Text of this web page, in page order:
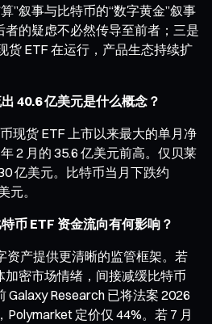
”叙事与比特币的“数字黄金”叙事
者的疑虑不必然传导至前者；三是
货 ETF 在运行，产品生态持续扩
40.6 亿美元是什么概念？
现货 ETF 上市以来最大的单月净
2 月的 35.6 亿美元前高。仅贝莱
亿美元。比特币当月下跌约
元。
币 ETF 资金流向有何影响？
资产提供更清晰的监管框架。若
密市场情绪，间接减缓比特币
Galaxy Research 已将法案 2026
定价仅 44%。若 7 月